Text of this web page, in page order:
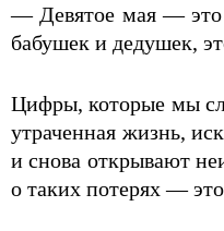
— Девятое мая — это
бабушек и дедушек,
Цифры, которые мы
утраченная жизнь,
и снова открывают
о таких потерях —